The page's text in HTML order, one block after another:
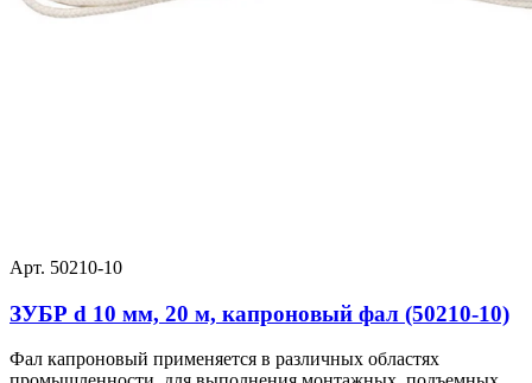
Арт. 50210-10
ЗУБР d 10 мм, 20 м, капроновый фал (50210-10)
Фал капроновый применяется в различных областях